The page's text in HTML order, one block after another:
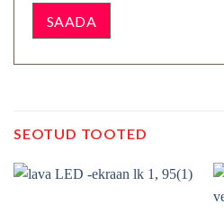
SEOTUD TOOTED